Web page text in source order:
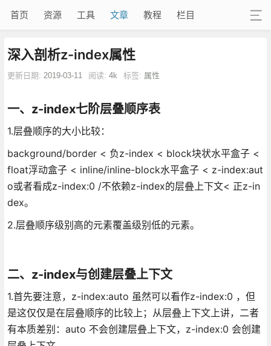
首页 资源 工具 文章 教程 栏目
深入剖析z-index属性
更新日期: 2019-03-11 阅读: 4k 标签: 属性
一、z-index七阶层叠顺序表
1.层叠顺序的大小比较：
background/border < 负z-index < block块状水平盒子 <
float浮动盒子 < inline/inline-block水平盒子 < z-index:aut
o或者看成z-index:0 /不依赖z-index的层叠上下文< 正z-in
dex。
2.层叠顺序级别高的元素覆盖级别低的元素。
二、z-index与创建层叠上下文
1.首先要注意，z-index:auto 虽然可以看作z-index:0 ，但
是这仅仅是在层叠顺序的比较上；从层叠上下文上讲，二者
有本质差别：auto 不会创建层叠上下文，z-index:0 会创建